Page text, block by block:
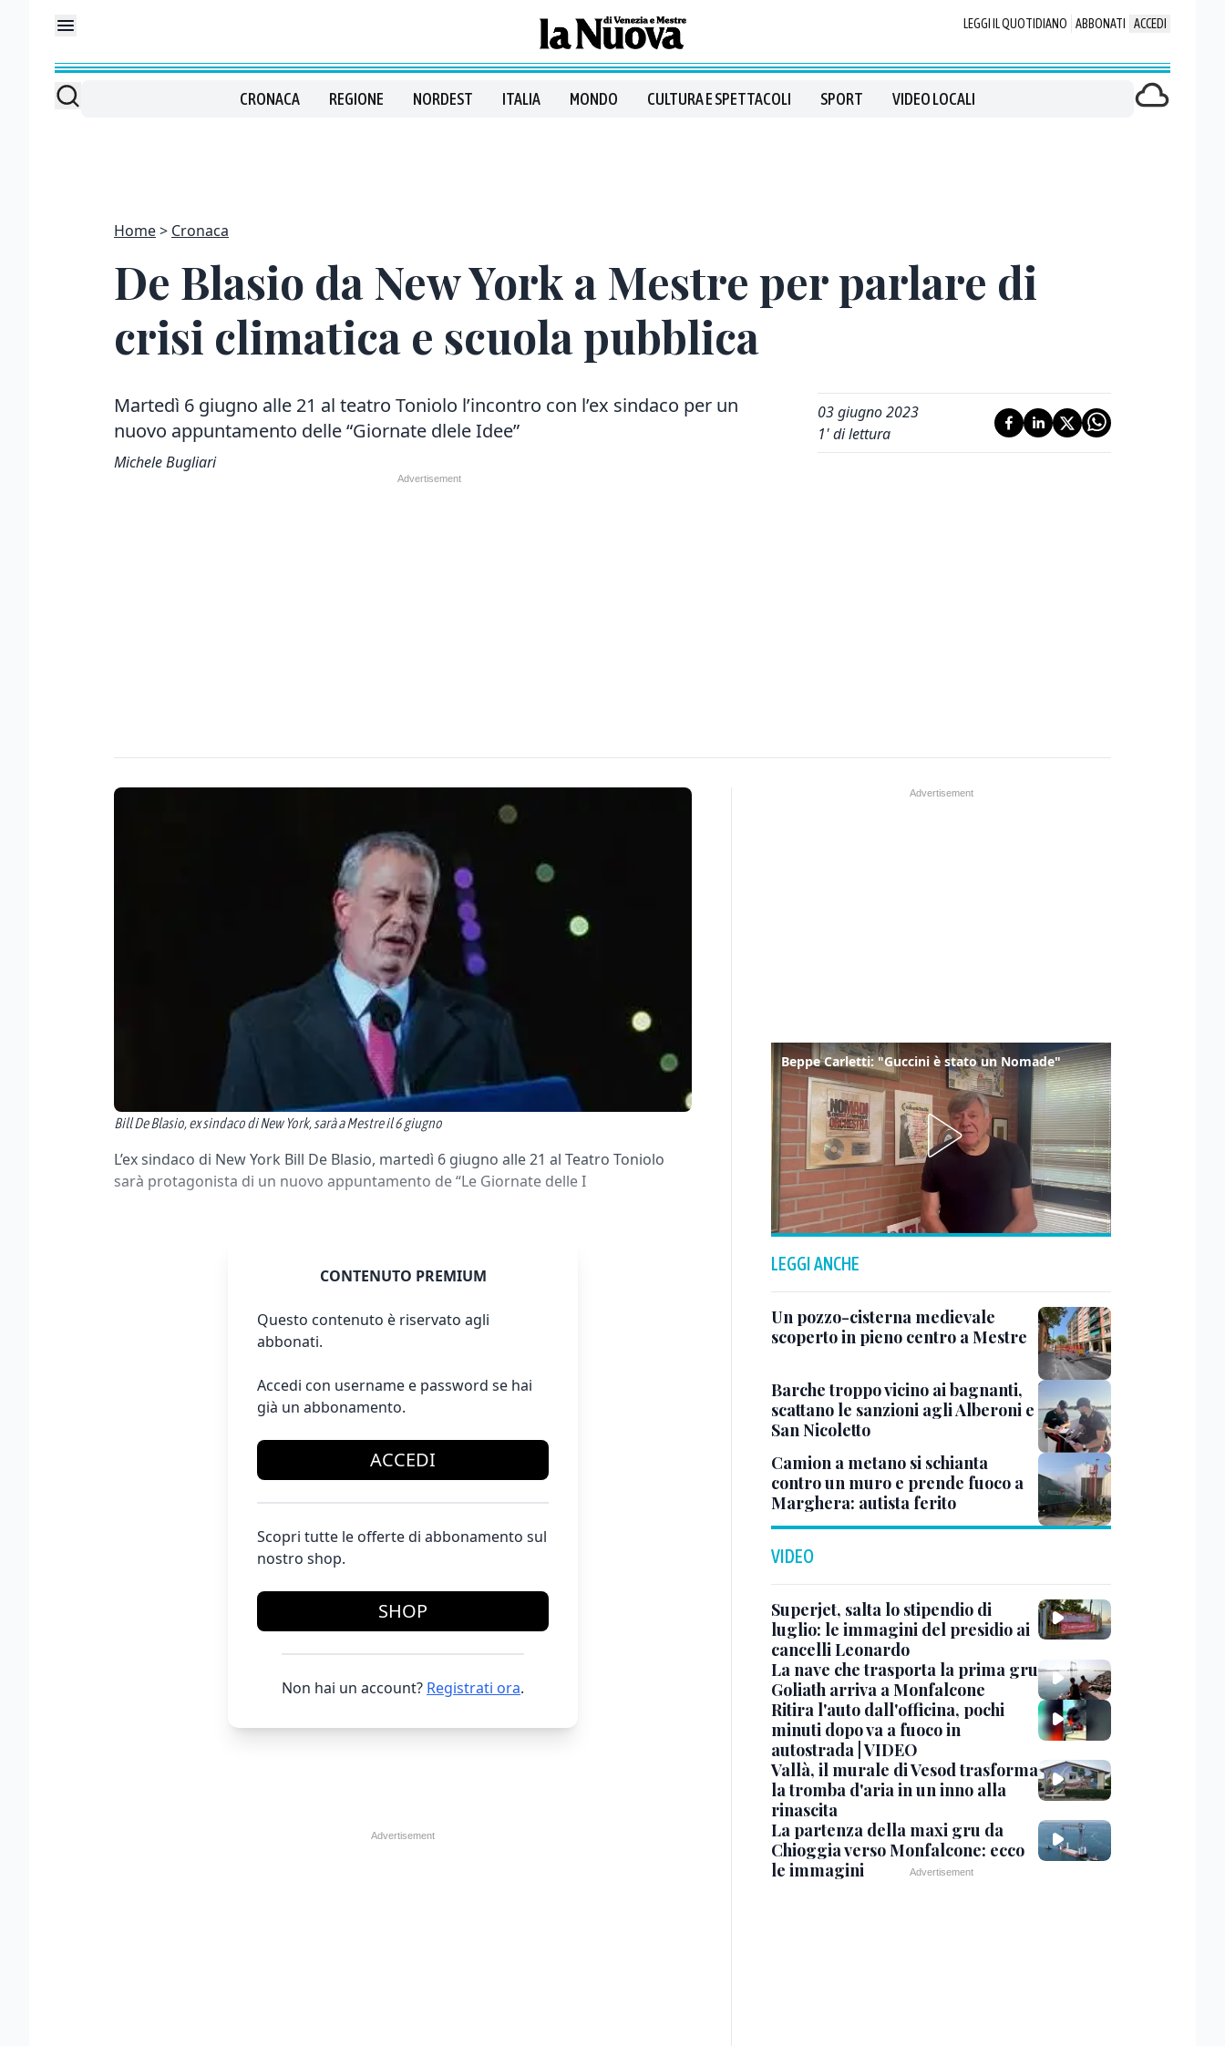
LEGGI IL QUOTIDIANO ABBONATI ACCEDI
CRONACA REGIONE NORDEST ITALIA MONDO CULTURA E SPETTACOLI SPORT VIDEO LOCALI
Home Cronaca
De Blasio da New York a Mestre per parlare di
crisi climatica e scuola pubblica
Martedì 6 giugno alle 21 al teatro Toniolo l’incontro con l’ex sindaco per un
nuovo appuntamento delle “Giornate dlele Idee”
Michele Bugliari
03 giugno 2023
1' di lettura
Bill De Blasio, ex sindaco di New York, sarà a Mestre il 6 giugno
L’ex sindaco di New York Bill De Blasio, martedì 6 giugno alle 21 al Teatro Toniolo
sarà protagonista di un nuovo appuntamento de “Le Giornate delle I
CONTENUTO PREMIUM
Questo contenuto è riservato agli
abbonati.
Accedi con username e password se hai
già un abbonamento.
ACCEDI
Scopri tutte le offerte di abbonamento sul
nostro shop.
SHOP
Non hai un account? Registrati ora.
Beppe Carletti: "Guccini è stato un Nomade"
LEGGI ANCHE
Un pozzo-cisterna medievale
scoperto in pieno centro a Mestre
Barche troppo vicino ai bagnanti,
scattano le sanzioni agli Alberoni e
San Nicoletto
Camion a metano si schianta
contro un muro e prende fuoco a
Marghera: autista ferito
VIDEO
Superjet, salta lo stipendio di
luglio: le immagini del presidio ai
cancelli Leonardo
La nave che trasporta la prima gru
Goliath arriva a Monfalcone
Ritira l'auto dall'officina, pochi
minuti dopo va a fuoco in
autostrada | VIDEO
Vallà, il murale di Vesod trasforma
la tromba d'aria in un inno alla
rinascita
La partenza della maxi gru da
Chioggia verso Monfalcone: ecco
le immagini